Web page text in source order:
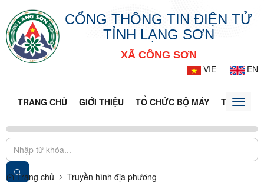
CỔNG THÔNG TIN ĐIỆN TỬ
TỈNH LẠNG SƠN
XÃ CÔNG SƠN
VIE
EN
TRANG CHỦ GIỚI THIỆU TỔ CHỨC BỘ MÁY TIN TỨC -
Toggle
Trang chủ Truyền hình địa phương